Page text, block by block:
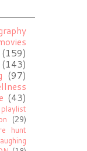
(159)
(143)
(97)
(43)
playlist
(29)
hunt